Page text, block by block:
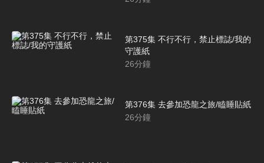
第375集 不行不行，禁止標誌/我的
守護紙
26分鐘
第376集 去參加恐龍之旅/瞌睡貼紙
26分鐘